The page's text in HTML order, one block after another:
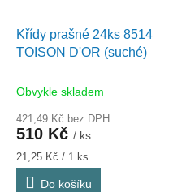
Křídy prašné 24ks 8514
TOISON D'OR (suché)
Obvykle skladem
421,49 Kč bez DPH
510 Kč / ks
Měrná
cena:
21,25 Kč / 1 ks
Do košíku